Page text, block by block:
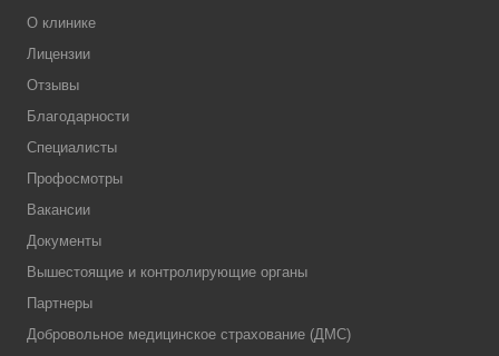
О клинике
Лицензии
Отзывы
Благодарности
Специалисты
Профосмотры
Вакансии
Документы
Вышестоящие и контролирующие органы
Партнеры
Добровольное медицинское страхование (ДМС)